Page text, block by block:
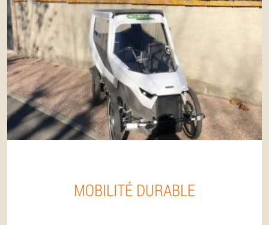
MOBILITÉ DURABLE